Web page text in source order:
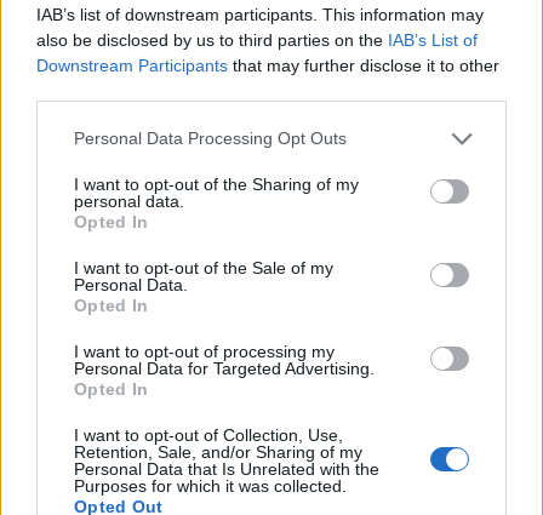
IAB’s list of downstream participants. This information may
also be disclosed by us to third parties on the IAB’s List of
Downstream Participants that may further disclose it to other
Personal Data Processing Opt Outs
I want to opt-out of the Sharing of my
personal data.
Opted In
I want to opt-out of the Sale of my
Personal Data.
Opted In
I want to opt-out of processing my
Personal Data for Targeted Advertising.
Opted In
I want to opt-out of Collection, Use,
Retention, Sale, and/or Sharing of my
Personal Data that Is Unrelated with the
Purposes for which it was collected.
Opted Out